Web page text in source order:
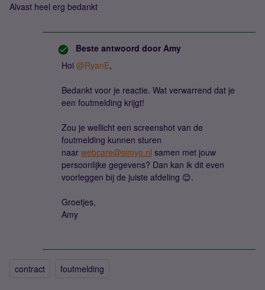
Alvast heel erg bedankt
Beste antwoord door Amy
Hoi @RyanE,
Bedankt voor je reactie. Wat verwarrend dat je
een foutmelding krijgt!
Zou je wellicht een screenshot van de
foutmelding kunnen sturen
naar webcare@simyo.nl samen met jouw
persoonlijke gegevens? Dan kan ik dit even
voorleggen bij de juiste afdeling 😊.
Groetjes,
Amy
contract foutmelding